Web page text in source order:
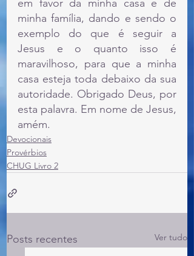
em favor da minha casa e de
minha família, dando e sendo o
exemplo do que é seguir a
Jesus e o quanto isso é
maravilhoso, para que a minha
casa esteja toda debaixo da sua
autoridade. Obrigado Deus, por
esta palavra. Em nome de Jesus,
amém.
Devocionais
Provérbios
CHUG Livro 2
Posts recentes Ver tudo